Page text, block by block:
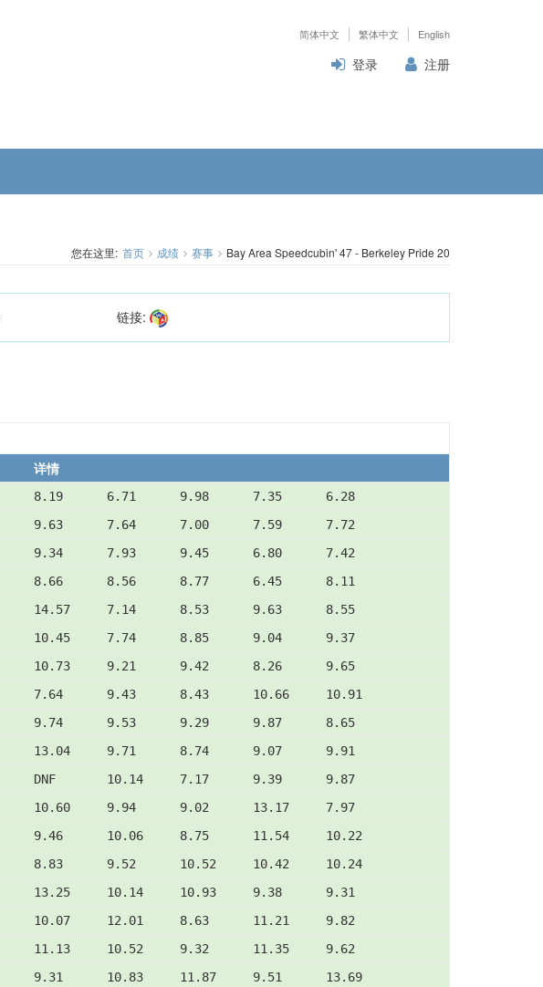
简体中文 繁体中文 English
登录 注册
您在这里: 首页 成绩 赛事 Bay Area Speedcubin' 47 - Berkeley Pride 2023
链接:
详情
8.19      6.71      9.98      7.35      6.28
9.63      7.64      7.00      7.59      7.72
9.34      7.93      9.45      6.80      7.42
8.66      8.56      8.77      6.45      8.11
14.57     7.14      8.53      9.63      8.55
10.45     7.74      8.85      9.04      9.37
10.73     9.21      9.42      8.26      9.65
7.64      9.43      8.43      10.66     10.91
9.74      9.53      9.29      9.87      8.65
13.04     9.71      8.74      9.07      9.91
DNF       10.14     7.17      9.39      9.87
10.60     9.94      9.02      13.17     7.97
9.46      10.06     8.75      11.54     10.22
8.83      9.52      10.52     10.42     10.24
13.25     10.14     10.93     9.38      9.31
10.07     12.01     8.63      11.21     9.82
11.13     10.52     9.32      11.35     9.62
9.31      10.83     11.87     9.51      13.69